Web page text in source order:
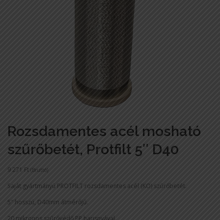
Rozsdamentes acél mosható
szűrőbetét, Protfilt 5″ D40
9 271 Ft (Bruttó)
Saját gyártmányú PROTFILT rozsdamentes acél (KO) szűrőbetét.
5″ hosszú, D40mm átmérőjű.